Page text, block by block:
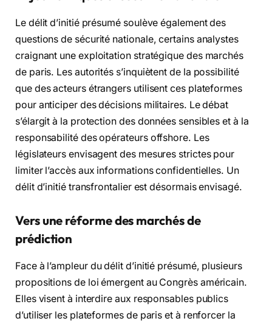
Le délit d’initié présumé soulève également des
questions de sécurité nationale, certains analystes
craignant une exploitation stratégique des marchés
de paris. Les autorités s’inquiètent de la possibilité
que des acteurs étrangers utilisent ces plateformes
pour anticiper des décisions militaires. Le débat
s’élargit à la protection des données sensibles et à la
responsabilité des opérateurs offshore. Les
législateurs envisagent des mesures strictes pour
limiter l’accès aux informations confidentielles. Un
délit d’initié transfrontalier est désormais envisagé.
Vers une réforme des marchés de
prédiction
Face à l’ampleur du délit d’initié présumé, plusieurs
propositions de loi émergent au Congrès américain.
Elles visent à interdire aux responsables publics
d’utiliser les plateformes de paris et à renforcer la